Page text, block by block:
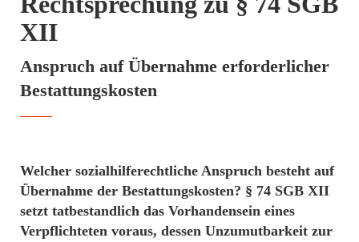
XII
Anspruch auf Übernahme erforderlicher
Bestattungskosten
Welcher sozialhilferechtliche Anspruch besteht auf
Übernahme der Bestattungskosten? § 74 SGB XII
setzt tatbestandlich das Vorhandensein eines
Verpflichteten voraus, dessen Unzumutbarkeit zur